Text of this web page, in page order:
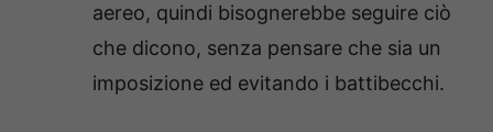
aereo, quindi bisognerebbe seguire ciò
che dicono, senza pensare che sia un
imposizione ed evitando i battibecchi.